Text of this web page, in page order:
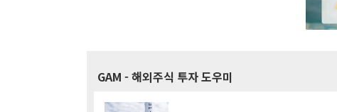
GAM - 해외주식 투자 도우미